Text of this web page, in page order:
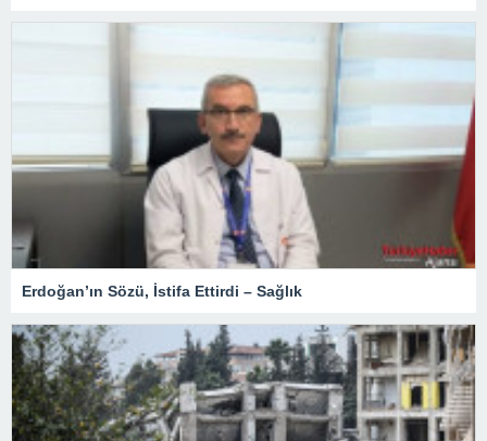
Erdoğan’ın Sözü, İstifa Ettirdi – Sağlık